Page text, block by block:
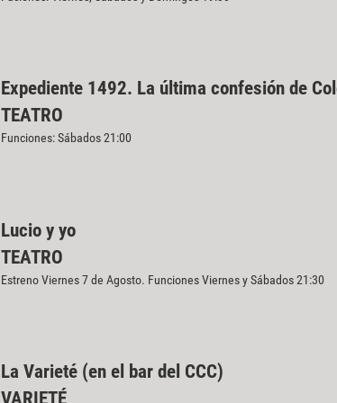
Expediente 1492. La última confesión de
TEATRO
Funciones: Sábados 21:00
Lucio y yo
TEATRO
Estreno Viernes 7 de Agosto. Funciones Viernes y Sábados 21:30
La Varieté (en el bar del CCC)
VARIETÉ